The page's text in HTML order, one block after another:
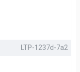
LTP-1237d-7a2